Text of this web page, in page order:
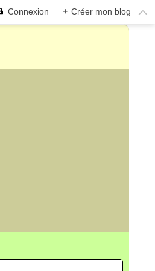
Connexion + Créer mon blog